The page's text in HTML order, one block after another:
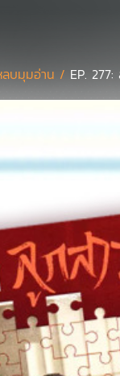
ลบมุมอ่าน / EP.